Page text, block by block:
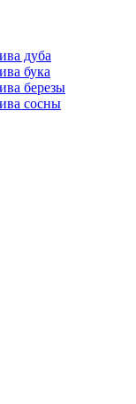
дуба
бука
березы
сосны